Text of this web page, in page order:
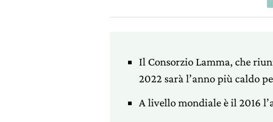
Il Consorzio Lamma, che
2022 sarà l’anno più caldo
A livello mondiale è il 2016